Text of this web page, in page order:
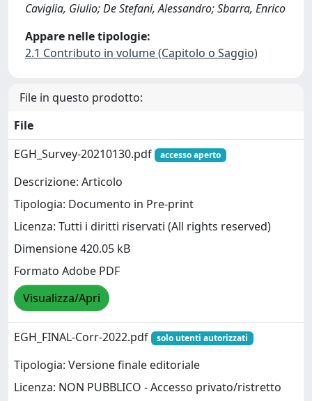
Caviglia, Giulio; De Stefani, Alessandro; Sbarra, Enrico
Appare nelle tipologie:
2.1 Contributo in volume (Capitolo o Saggio)
File in questo prodotto:
File
EGH_Survey-20210130.pdf
accesso aperto
Descrizione: Articolo
Tipologia: Documento in Pre-print
Licenza: Tutti i diritti riservati (All rights reserved)
Dimensione 420.05 kB
Formato Adobe PDF
Visualizza/Apri
EGH_FINAL-Corr-2022.pdf solo utenti autorizzati
Tipologia: Versione finale editoriale
Licenza: NON PUBBLICO - Accesso privato/ristretto